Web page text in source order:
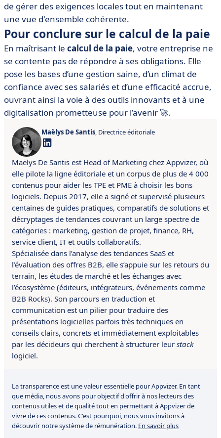
de gérer des exigences locales tout en maintenant
une vue d'ensemble cohérente.
Pour conclure sur le calcul de la paie
En maîtrisant le calcul de la paie, votre entreprise ne
se contente pas de répondre à ses obligations. Elle
pose les bases d’une gestion saine, d’un climat de
confiance avec ses salariés et d’une efficacité accrue,
ouvrant ainsi la voie à des outils innovants et à une
digitalisation prometteuse pour l’avenir 🚀.
Maëlys De Santis, Directrice éditoriale
Maëlys De Santis est Head of Marketing chez Appvizer, où
elle pilote la ligne éditoriale et un corpus de plus de 4 000
contenus pour aider les TPE et PME à choisir les bons
logiciels. Depuis 2017, elle a signé et supervisé plusieurs
centaines de guides pratiques, comparatifs de solutions et
décryptages de tendances couvrant un large spectre de
catégories : marketing, gestion de projet, finance, RH,
service client, IT et outils collaboratifs.
Spécialisée dans l’analyse des tendances SaaS et
l’évaluation des offres B2B, elle s’appuie sur les retours du
terrain, les études de marché et les échanges avec
l’écosystème (éditeurs, intégrateurs, événements comme
B2B Rocks). Son parcours en traduction et
communication est un pilier pour traduire des
présentations logicielles parfois très techniques en
conseils clairs, concrets et immédiatement exploitables
par les décideurs qui cherchent à structurer leur stack
logiciel.
La transparence est une valeur essentielle pour Appvizer. En tant
que média, nous avons pour objectif d'offrir à nos lecteurs des
contenus utiles et de qualité tout en permettant à Appvizer de
vivre de ces contenus. C'est pourquoi, nous vous invitons à
découvrir notre système de rémunération. En savoir plus